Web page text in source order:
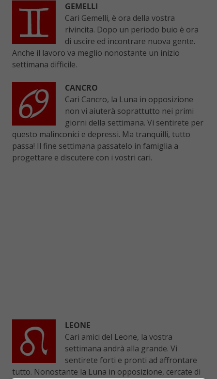
GEMELLI
Cari Gemelli, è ora della vostra
rivincita. Dopo un periodo buio è ora
di uscire ed incontrare nuova gente.
Anche il lavoro va meglio nonostante un inizio
settimana difficile.
CANCRO
Cari Cancro, la Luna in opposizione
non vi aiuterà soprattutto nei primi
giorni della settimana. Vi sentirete per
questo malinconici e depressi. Ma tranquilli, tutto
passa! Il fine settimana passatelo in famiglia a
progettare e discutere con i vostri cari.
LEONE
Cari amici del Leone, la vostra
settimana andrà alla grande. Vi
sentirete forti e pronti ad affrontare
tutto. Nonostante la Luna in opposizione, cercate di